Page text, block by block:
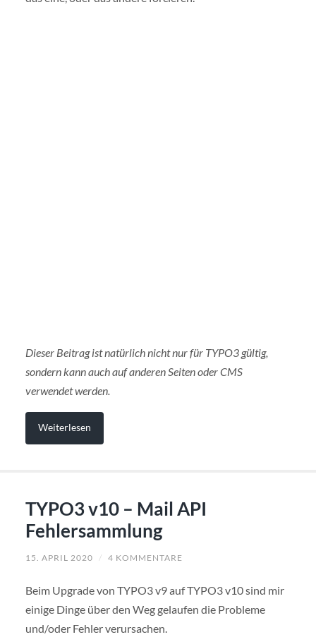
Dieser Beitrag ist natürlich nicht nur für TYPO3 gültig,
sondern kann auch auf anderen Seiten oder CMS
verwendet werden.
Weiterlesen
TYPO3 v10 – Mail API
Fehlersammlung
15. APRIL 2020 / 4 KOMMENTARE
Beim Upgrade von TYPO3 v9 auf TYPO3 v10 sind mir
einige Dinge über den Weg gelaufen die Probleme
und/oder Fehler verursachen.